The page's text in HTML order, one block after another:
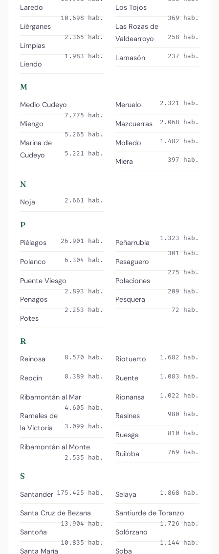
Laredo
10.698 hab.
Liérganes
2.365 hab.
Limpias
1.983 hab.
Liendo
Los Tojos
369 hab.
Las Rozas de
Valdearroyo
258 hab.
Lamasón 237 hab.
M
Medio Cudeyo
7.775 hab.
Miengo
5.265 hab.
Marina de
Cudeyo
5.221 hab.
Meruelo 2.321 hab.
Mazcuerras 2.068 hab.
Molledo 1.482 hab.
Miera 397 hab.
N
Noja 2.661 hab.
P
Piélagos 26.901 hab.
Polanco 6.304 hab.
Puente Viesgo
2.893 hab.
Penagos
2.253 hab.
Potes
1.323 hab.
Peñarrubia
301 hab.
Pesaguero
275 hab.
Polaciones
209 hab.
Pesquera
72 hab.
R
Reinosa 8.570 hab.
Reocín 8.389 hab.
Ribamontán al Mar
4.605 hab.
Ramales de
la Victoria
3.099 hab.
Ribamontán al Monte
2.535 hab.
Riotuerto 1.682 hab.
Ruente 1.083 hab.
Rionansa 1.022 hab.
Rasines 980 hab.
Ruesga 810 hab.
Ruiloba 769 hab.
S
Santander 175.425 hab.
Santa Cruz de Bezana
13.904 hab.
Santoña
10.835 hab.
Santa María
Selaya 1.868 hab.
Santiurde de Toranzo
1.726 hab.
Solórzano
1.144 hab.
Soba